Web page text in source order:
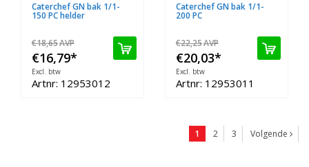
Caterchef GN bak 1/1-
150 PC helder
€18,65AVP
€16,79*
Excl. btw
Artnr: 12953012
Caterchef GN bak 1/1-
200 PC
€22,25AVP
€20,03*
Excl. btw
Artnr: 12953011
1 2 3 Volgende